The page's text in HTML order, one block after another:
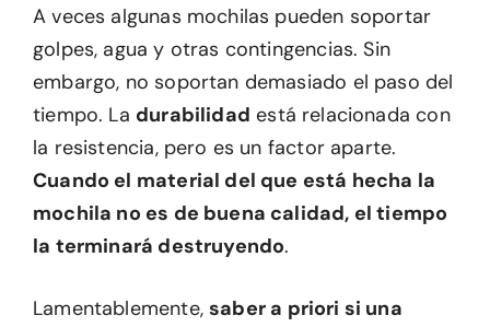
A veces algunas mochilas pueden soportar
golpes, agua y otras contingencias. Sin
embargo, no soportan demasiado el paso del
tiempo. La durabilidad está relacionada con
la resistencia, pero es un factor aparte.
Cuando el material del que está hecha la
mochila no es de buena calidad, el tiempo
la terminará destruyendo.
Lamentablemente,saber a priori si una